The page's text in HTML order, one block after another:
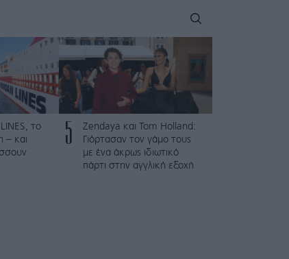
το
– και
5
Zendaya και Tom Holland:
Γιόρτασαν τον γάμο τους
με ένα άκρως ιδιωτικό
πάρτι στην αγγλική εξοχή